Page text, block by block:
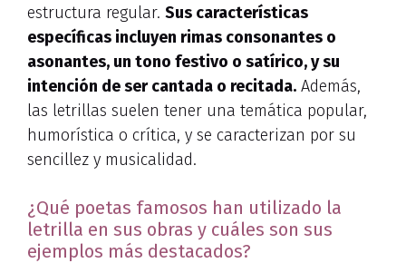
estructura regular. Sus características
específicas incluyen rimas consonantes o
asonantes, un tono festivo o satírico, y su
intención de ser cantada o recitada. Además,
las letrillas suelen tener una temática popular,
humorística o crítica, y se caracterizan por su
sencillez y musicalidad.
¿Qué poetas famosos han utilizado la
letrilla en sus obras y cuáles son sus
ejemplos más destacados?